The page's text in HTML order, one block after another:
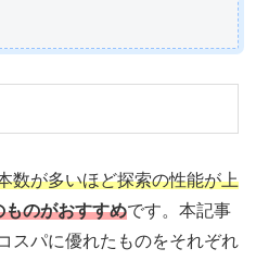
数が多いほど探索の性能が上
のがおすすめです。本記事
スパに優れたものをそれぞれ